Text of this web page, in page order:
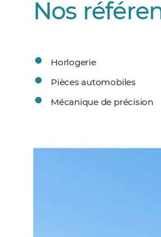
Nos
Horlogerie
Pièces automobiles
Mécanique de précision